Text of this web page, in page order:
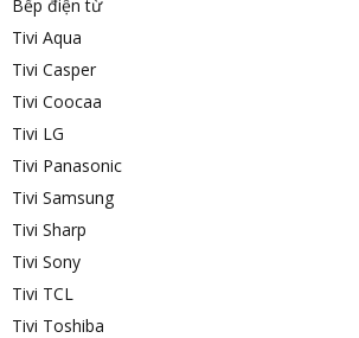
Bếp điện từ
Tivi Aqua
Tivi Casper
Tivi Coocaa
Tivi LG
Tivi Panasonic
Tivi Samsung
Tivi Sharp
Tivi Sony
Tivi TCL
Tivi Toshiba